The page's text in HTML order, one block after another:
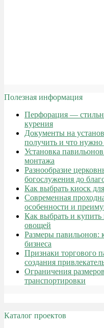
Полезная информация
Перфорация —
курения
Документы на
получить и что нужно
Установка
монтажа
Разнообразие
богослужения до
Как выбрать киоск
Современная
особенности и
Как выбрать и
овощей
Размеры павильонов:
бизнеса
Признаки торгового
создания
Ограничения
транспортировки
Каталог проектов